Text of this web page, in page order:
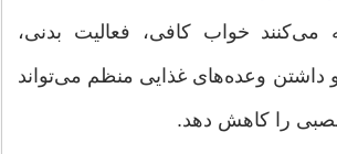
خواب کافی، فعالیت بدنی،
وعده‌های غذایی منظم می‌تواند
را کاهش دهد.